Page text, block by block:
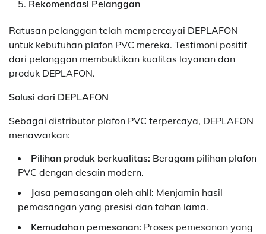
Rekomendasi Pelanggan
Ratusan pelanggan telah mempercayai DEPLAFON
untuk kebutuhan plafon PVC mereka. Testimoni positif
dari pelanggan membuktikan kualitas layanan dan
produk DEPLAFON.
Solusi dari DEPLAFON
Sebagai distributor plafon PVC terpercaya, DEPLAFON
menawarkan:
Pilihan produk berkualitas: Beragam pilihan plafon
PVC dengan desain modern.
Jasa pemasangan oleh ahli: Menjamin hasil
pemasangan yang presisi dan tahan lama.
Kemudahan pemesanan: Proses pemesanan yang